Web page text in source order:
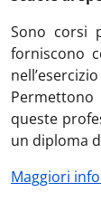
Sono corsi
forniscono
queste
un diploma
Maggiori